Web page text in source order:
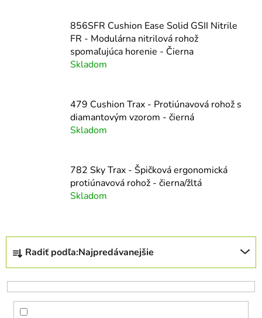
856SFR Cushion Ease Solid GSII Nitrile
FR - Modulárna nitrilová rohož
spomaľujúca horenie - Čierna
Skladom
479 Cushion Trax - Protiúnavová rohož s
diamantovým vzorom - čierná
Skladom
782 Sky Trax - Špičková ergonomická
protiúnavová rohož - čierna/žltá
Skladom
R
d
e
Radiť podľa:Najpredávanejšie